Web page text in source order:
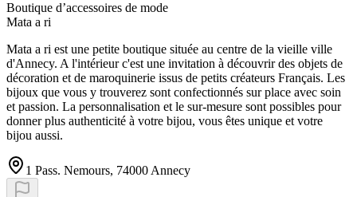
Boutique d’accessoires de mode
Mata a ri
Mata a ri est une petite boutique située au centre de la vieille ville
d'Annecy. A l'intérieur c'est une invitation à découvrir des objets de
décoration et de maroquinerie issus de petits créateurs Français. Les
bijoux que vous y trouverez sont confectionnés sur place avec soin
et passion. La personnalisation et le sur-mesure sont possibles pour
donner plus authenticité à votre bijou, vous êtes unique et votre
bijou aussi.
1 Pass. Nemours, 74000 Annecy